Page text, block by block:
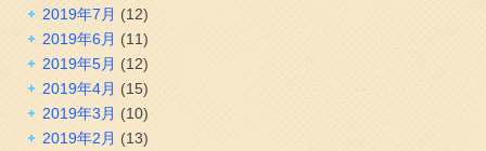
2019年7月 (12)
2019年6月 (11)
2019年5月 (12)
2019年4月 (15)
2019年3月 (10)
2019年2月 (13)